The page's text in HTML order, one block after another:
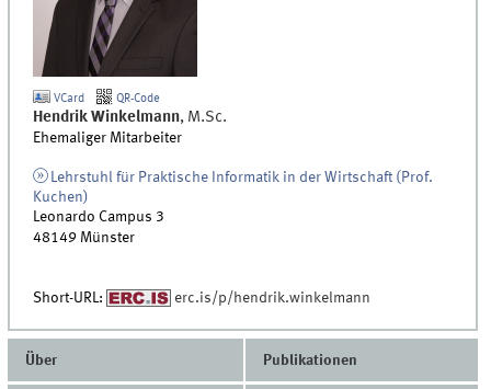
VCard QR-Code
Hendrik Winkelmann, M.Sc.
Ehemaliger Mitarbeiter
Lehrstuhl für Praktische Informatik in der Wirtschaft (Prof.
Kuchen)
Leonardo Campus 3
48149 Münster
Short-URL: erc.is/p/hendrik.winkelmann
Über Publikationen